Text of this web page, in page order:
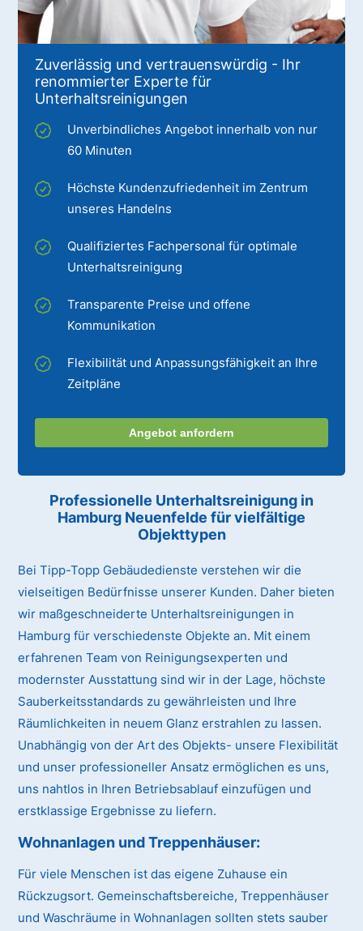
Zuverlässig und vertrauenswürdig - Ihr
renommierter Experte für
Unterhaltsreinigungen
Unverbindliches Angebot innerhalb von nur
60 Minuten
Höchste Kundenzufriedenheit im Zentrum
unseres Handelns
Qualifiziertes Fachpersonal für optimale
Unterhaltsreinigung
Transparente Preise und offene
Kommunikation
Flexibilität und Anpassungsfähigkeit an Ihre
Zeitpläne
Angebot anfordern
Professionelle Unterhaltsreinigung in
Hamburg Neuenfelde für vielfältige
Objekttypen
Bei Tipp-Topp Gebäudedienste verstehen wir die
vielseitigen Bedürfnisse unserer Kunden. Daher bieten
wir maßgeschneiderte Unterhaltsreinigungen in
Hamburg für verschiedenste Objekte an. Mit einem
erfahrenen Team von Reinigungsexperten und
modernster Ausstattung sind wir in der Lage, höchste
Sauberkeitsstandards zu gewährleisten und Ihre
Räumlichkeiten in neuem Glanz erstrahlen zu lassen.
Unabhängig von der Art des Objekts- unsere Flexibilität
und unser professioneller Ansatz ermöglichen es uns,
uns nahtlos in Ihren Betriebsablauf einzufügen und
erstklassige Ergebnisse zu liefern.
Wohnanlagen und Treppenhäuser:
Für viele Menschen ist das eigene Zuhause ein
Rückzugsort. Gemeinschaftsbereiche, Treppenhäuser
und Waschräume in Wohnanlagen sollten stets sauber